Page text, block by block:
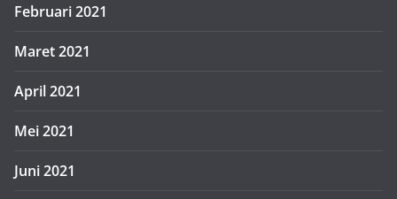
Februari 2021
Maret 2021
April 2021
Mei 2021
Juni 2021